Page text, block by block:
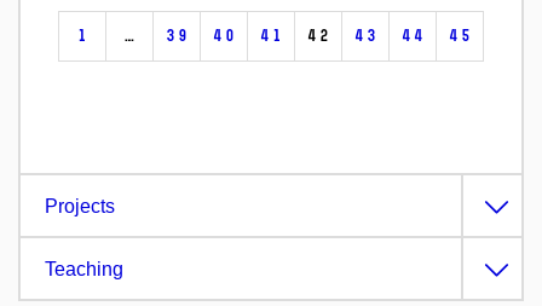
1 … 39 40 41 42 43 44 45
Projects
Teaching